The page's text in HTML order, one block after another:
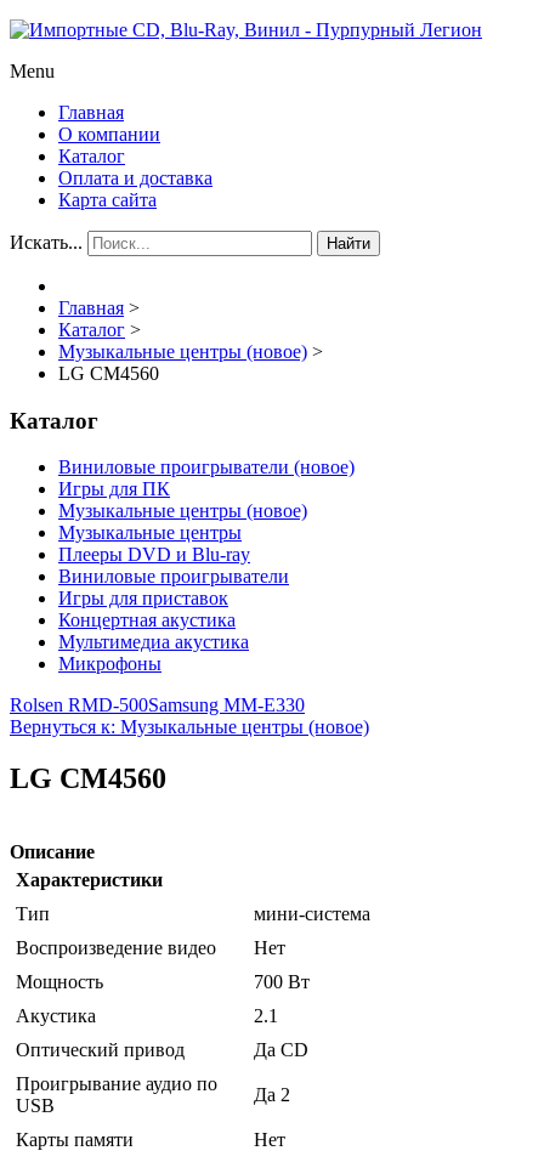
Menu
Главная
О компании
Каталог
Оплата и доставка
Карта сайта
Искать... Найти
Главная >
Каталог >
Музыкальные центры (новое) >
LG CM4560
Каталог
Виниловые проигрыватели (новое)
Игры для ПК
Музыкальные центры (новое)
Музыкальные центры
Плееры DVD и Blu-ray
Виниловые проигрыватели
Игры для приставок
Концертная акустика
Мультимедиа акустика
Микрофоны
Rolsen RMD-500Samsung MM-E330
Вернуться к: Музыкальные центры (новое)
LG CM4560
Описание
Характеристики
Тип
мини-система
Воспроизведение видео
Нет
Мощность
700 Вт
Акустика
2.1
Оптический привод
Да CD
Проигрывание аудио по
USB
Да 2
Карты памяти
Нет